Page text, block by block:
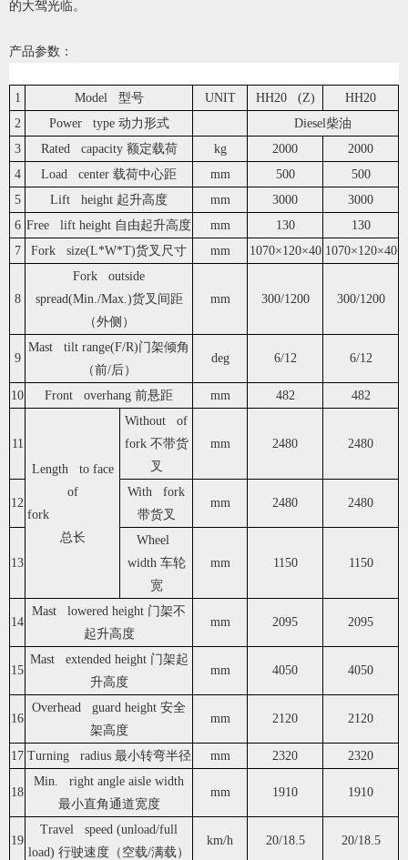
的大驾光临。
产品参数：
1 Model 型号 UNIT HH20 (Z)
HH20
2
Power type 动力形式
Diesel柴油
3
Rated capacity 额定载荷 kg 2000
2000
4
Load center 载荷中心距 mm 500
500
5
Lift height 起升高度 mm 3000
3000
6 Free lift height 自由起升高度 mm 130
130
7
Fork size(L*W*T)货叉尺寸 mm 1070×120×40 1070×120×40
8
Fork outside
spread(Min./Max.)货叉间距
（外侧）
mm 300/1200 300/1200
9
Mast tilt range(F/R)门架倾角
（前/后）
deg 6/12 6/12
10 Front overhang 前悬距 mm 482 482
11
Length to face
of
fork
总长
Without of
fork 不带货
叉
mm 2480 2480
12
With fork
带货叉
mm 2480 2480
13
Wheel
width 车轮
宽
mm 1150 1150
14
Mast lowered height 门架不
起升高度
mm 2095 2095
15
Mast extended height 门架起
升高度
mm 4050 4050
16
Overhead guard height 安全
架高度
mm 2120 2120
17 Turning radius 最小转弯半径 mm 2320 2320
18
Min. right angle aisle width
最小直角通道宽度
mm 1910 1910
19
Travel speed (unload/full
load) 行驶速度（空载/满载）
km/h 20/18.5 20/18.5